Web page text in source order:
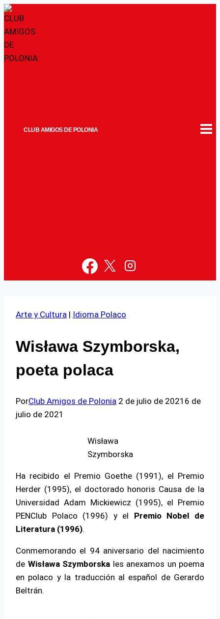
Saltar
al
contenido
CLUB AMIGOS DE POLONIA
Arte y Cultura | Idioma Polaco
Wisława Szymborska,
poeta polaca
PorClub Amigos de Polonia 2 de julio de 2021 6 de
julio de 2021
Wisława
Szymborska
Ha recibido el Premio Goethe (1991), el Premio
Herder (1995), el doctorado honoris Causa de la
Universidad Adam Mickiewicz (1995), el Premio
PENClub Polaco (1996) y el Premio Nobel de
Literatura (1996).
Conmemorando el 94 aniversario del nacimiento
de Wisława Szymborska les anexamos un poema
en polaco y la traducción al español de Gerardo
Beltrán.